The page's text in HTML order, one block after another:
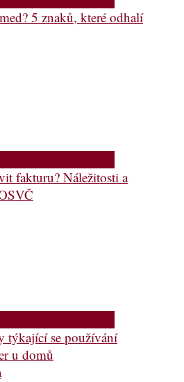
5 znaků, které odhalí
fakturu? Náležitosti a
týkající se používání
u domů